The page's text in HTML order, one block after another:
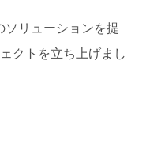
リューションを提
クトを立ち上げまし